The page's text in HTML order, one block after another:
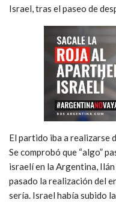
Israel, tras el paseo de
El partido iba a realizarse
Se comprobó que “algo”
israelí en la Argentina,
pasado la realización del
sería. Israel había subido